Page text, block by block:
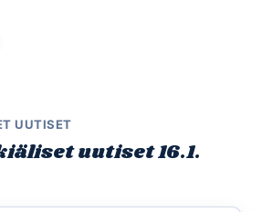
UUTISET
uutiset 16.1.